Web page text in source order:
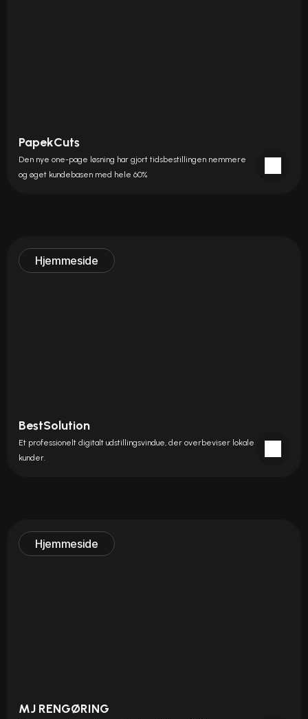
PapekCuts
Den nye one-page løsning har gjort tidsbestillingen nemmere
og øget kundebasen med hele 60%
Hjemmeside
BestSolution
Et professionelt digitalt udstillingsvindue, der overbeviser lokale
kunder.
Hjemmeside
MJ RENGØRING